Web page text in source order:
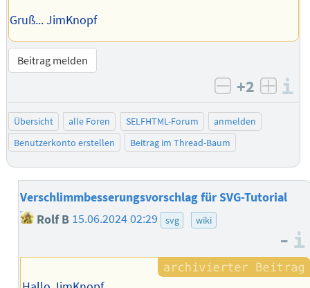
Gruß... JimKnopf
Beitrag melden
negativ
+2
Übersicht alle Foren SELFHTML-Forum
anmelden
Benutzerkonto erstellen
Beitrag im Thread-Baum
Verschlimmbesserungsvorschlag für SVG-Tutorial
Rolf B 15.06.2024 02:29 svg wiki
–